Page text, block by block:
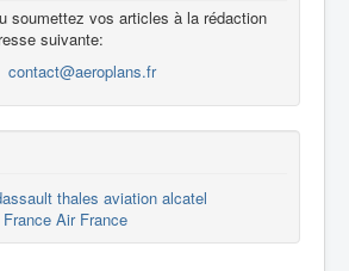
soumettez vos articles à la rédaction
suivante:
contact@aeroplans.fr
thales aviation alcatel
France Air France